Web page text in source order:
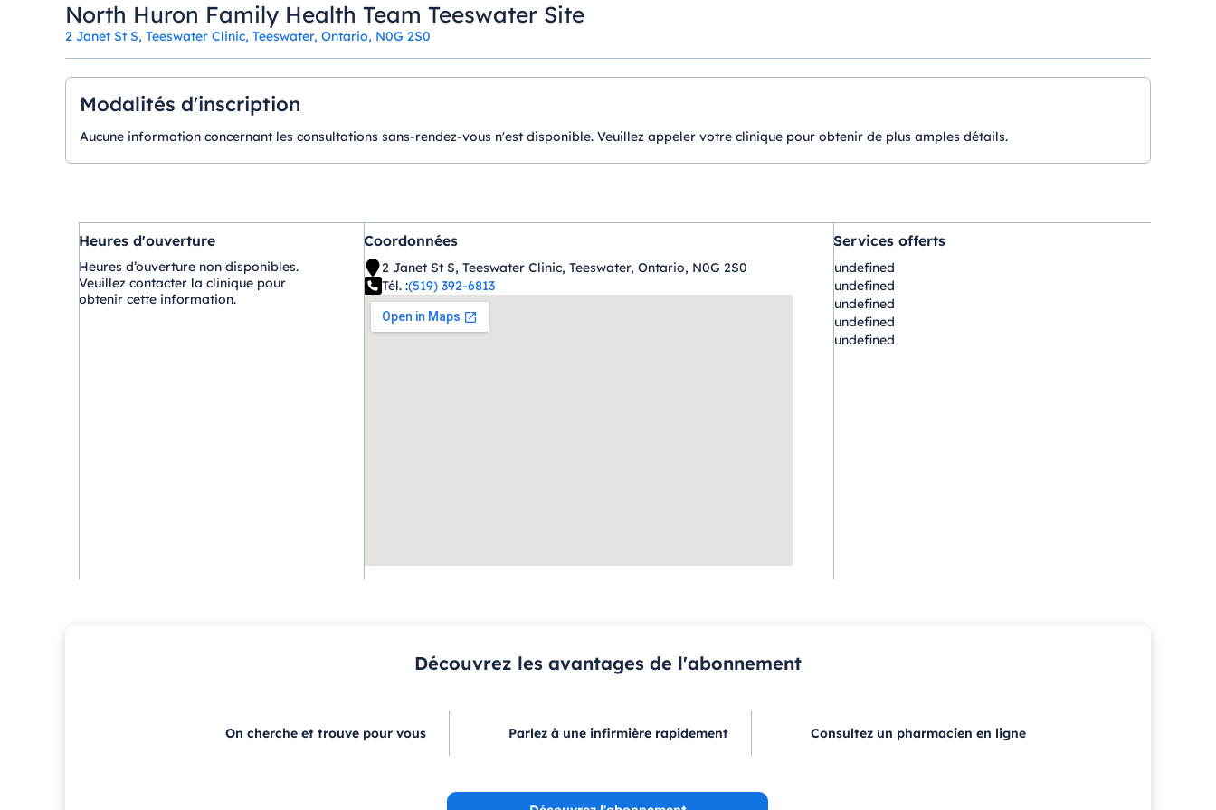
North Huron Family Health Team Teeswater Site
2 Janet St S, Teeswater Clinic, Teeswater, Ontario, N0G 2S0
Modalités d'inscription
Aucune information concernant les consultations sans-rendez-vous n'est disponible. Veuillez appeler votre clinique pour obtenir de plus amples détails.
Heures d'ouverture
Heures d’ouverture non disponibles.
Veuillez contacter la clinique pour
obtenir cette information.
Coordonnées
2 Janet St S, Teeswater Clinic, Teeswater, Ontario, N0G 2S0
Tél. :(519) 392-6813
Services offerts
undefined
undefined
undefined
undefined
undefined
Découvrez les avantages de l'abonnement
On cherche et trouve pour vous Parlez à une infirmière rapidement Consultez un pharmacien en ligne